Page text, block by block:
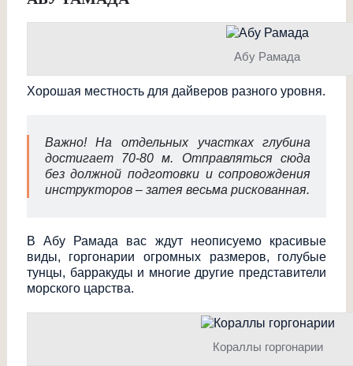
Абу Рамада
Хорошая местность для дайверов разного уровня.
Важно! На отдельных участках глубина
достигает 70-80 м. Отправляться сюда
без должной подготовки и сопровождения
инструкторов – затея весьма рискованная.
В Абу Рамада вас ждут неописуемо красивые
виды, горгонарии огромных размеров, голубые
тунцы, барракуды и многие другие представители
морского царства.
Кораллы горгонарии